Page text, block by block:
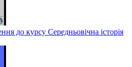
до курсу Середньовічна історія